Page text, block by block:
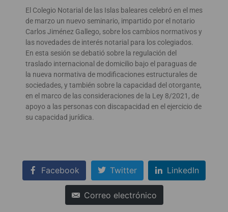
El Colegio Notarial de las Islas baleares celebró en el mes
de marzo un nuevo seminario, impartido por el notario
Carlos Jiménez Gallego, sobre los cambios normativos y
las novedades de interés notarial para los colegiados.
En esta sesión se debatió sobre la regulación del
traslado internacional de domicilio bajo el paraguas de
la nueva normativa de modificaciones estructurales de
sociedades, y también sobre la capacidad del otorgante,
en el marco de las consideraciones de la Ley 8/2021, de
apoyo a las personas con discapacidad en el ejercicio de
su capacidad jurídica.
Facebook Twitter LinkedIn
Correo electrónico